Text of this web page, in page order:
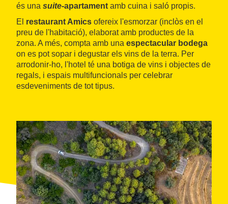
és una suite-apartament amb cuina i saló propis.
El restaurant Amics ofereix l'esmorzar (inclòs en el
preu de l'habitació), elaborat amb productes de la
zona. A més, compta amb una espectacular bodega
on es pot sopar i degustar els vins de la terra. Per
arrodonir-ho, l'hotel té una botiga de vins i objectes de
regals, i espais multifuncionals per celebrar
esdeveniments de tot tipus.